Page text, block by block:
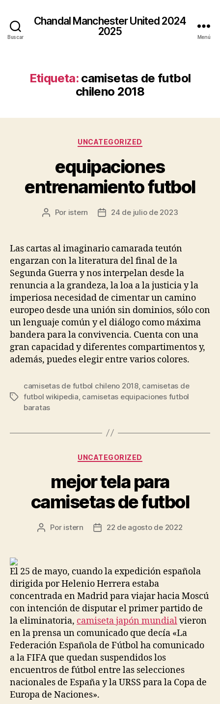
Buscar
Chandal Manchester United 2024
2025
Menú
Etiqueta: camisetas de futbol
chileno 2018
Categorías
UNCATEGORIZED
equipaciones
entrenamiento futbol
Autor
entrada
Por istern
Fecha
entrada
24 de julio de 2023
Las cartas al imaginario camarada teutón
engarzan con la literatura del final de la
Segunda Guerra y nos interpelan desde la
renuncia a la grandeza, la loa a la justicia y la
imperiosa necesidad de cimentar un camino
europeo desde una unión sin dominios, sólo con
un lenguaje común y el diálogo como máxima
bandera para la convivencia. Cuenta con una
gran capacidad y diferentes compartimentos y,
además, puedes elegir entre varios colores.
Etiquetas
camisetas de futbol chileno 2018, camisetas de
futbol wikipedia camisetas equipaciones futbol
baratas
Categorías
UNCATEGORIZED
mejor tela para
camisetas de futbol
Autor
Por istern
Fecha22 de agosto de 2022
El 25 de mayo, cuando la expedición española
dirigida por Helenio Herrera estaba
concentrada en Madrid para viajar hacia Moscú
con intención de disputar el primer partido de
la eliminatoria, camiseta japón mundialvieron
en la prensa un comunicado que decía «La
Federación Española de Fútbol ha comunicado
a la FIFA que quedan suspendidos los
encuentros de fútbol entre las selecciones
nacionales de España y la URSS para la Copa de
Europa de Naciones».